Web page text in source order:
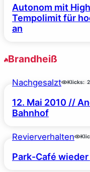
Autonom mit
Tempolimit für
an
Brandheiß
Nachgesalzt Klicks:
12. Mai 2010 //
Bahnhof
Revierverhalten
Park-Café